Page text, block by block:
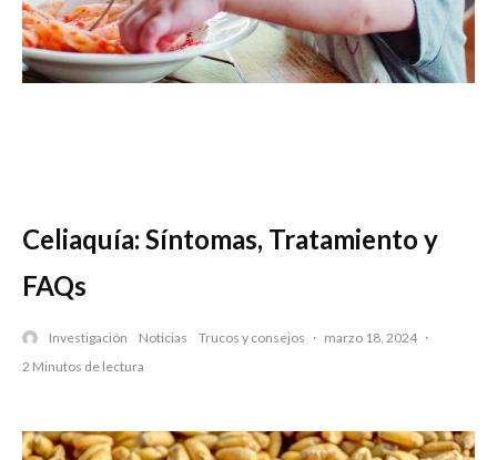
Celiaquía: Síntomas, Tratamiento y
FAQs
Investigación Noticias Trucos y consejos · marzo 18, 2024 ·
2 Minutos de lectura